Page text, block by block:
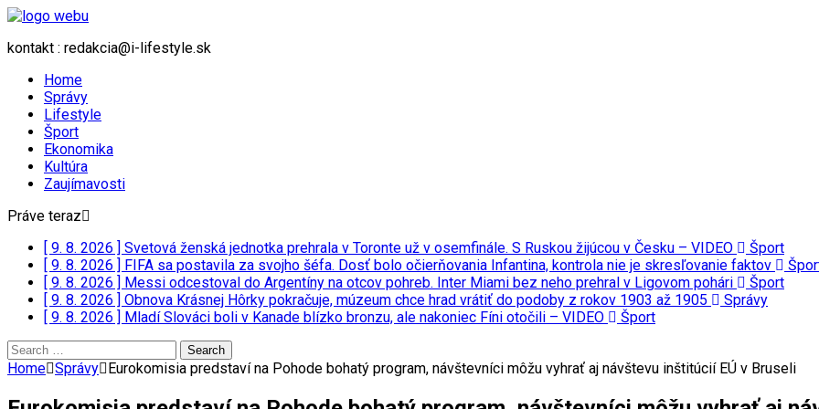
kontakt : redakcia@i-lifestyle.sk
Home
Správy
Lifestyle
Šport
Ekonomika
Kultúra
Zaujímavosti
Práve teraz
[ 9. 8. 2026 ] Svetová ženská jednotka prehrala v Toronte už v osemfinále. S Ruskou žijúcou v Česku – VIDEO
Šport
[ 9. 8. 2026 ] FIFA sa postavila za svojho šéfa. Dosť bolo očierňovania Infantina, kontrola nie je skresľovanie faktov
[ 9. 8. 2026 ] Messi odcestoval do Argentíny na otcov pohreb. Inter Miami bez neho prehral v Ligovom pohári
Šport
[ 9. 8. 2026 ] Obnova Krásnej Hôrky pokračuje, múzeum chce hrad vrátiť do podoby z rokov 1903 až 1905
Správy
[ 9. 8. 2026 ] Mladí Slováci boli v Kanade blízko bronzu, ale nakoniec Fíni otočili – VIDEO
Šport
Search
for:
Home Správy Eurokomisia predstaví na Pohode bohatý program, návštevníci môžu vyhrať aj návštevu inštitúcií EÚ v Bruseli